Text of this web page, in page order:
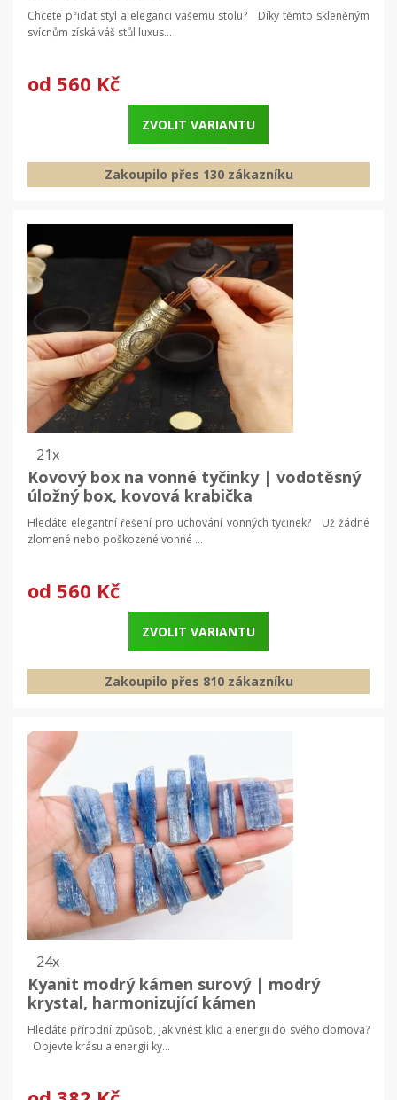
Chcete přidat styl a eleganci vašemu stolu? Díky těmto skleněným
svícnům získá váš stůl luxus...
od 560 Kč
ZVOLIT VARIANTU
Zakoupilo přes 130 zákazníku
21x
Kovový box na vonné tyčinky | vodotěsný
úložný box, kovová krabička
Hledáte elegantní řešení pro uchování vonných tyčinek? Už žádné
zlomené nebo poškozené vonné ...
od 560 Kč
ZVOLIT VARIANTU
Zakoupilo přes 810 zákazníku
24x
Kyanit modrý kámen surový | modrý
krystal, harmonizující kámen
Hledáte přírodní způsob, jak vnést klid a energii do svého domova?
Objevte krásu a energii ky...